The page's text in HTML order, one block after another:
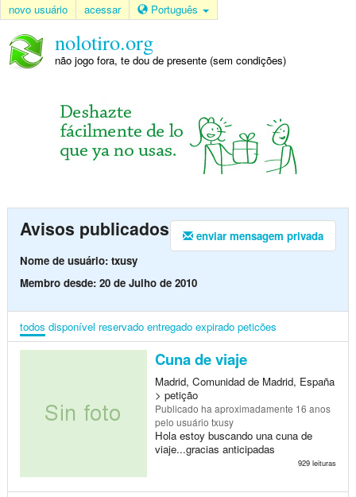
novo usuário acessar Português
nolotiro.org
não jogo fora, te dou de presente (sem condições)
enviar mensagem privada
Avisos publicados
Nome de usuário: txusy
Membro desde: 20 de Julho de 2010
todos disponível reservado entregado expirado peticões
Cuna de viaje
Madrid, Comunidad de Madrid, España
> petição
Publicado ha aproximadamente 16 anos
pelo usuário txusy
Hola estoy buscando una cuna de
viaje...gracias anticipadas
929 leituras